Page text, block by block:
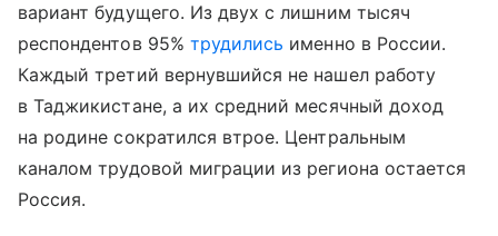
вариант будущего. Из двух с лишним тысяч
респондентов 95% трудились именно в России.
Каждый третий вернувшийся не нашел работу
в Таджикистане, а их средний месячный доход
на родине сократился втрое. Центральным
каналом трудовой миграции из региона остается
Россия.